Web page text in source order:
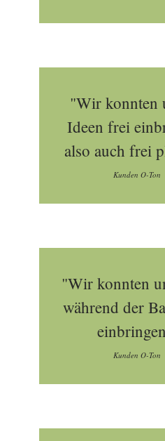
"Wir konnten
Ideen frei
also auch frei
Kunden O-Ton
"Wir konnten
während der
Kunden O-Ton